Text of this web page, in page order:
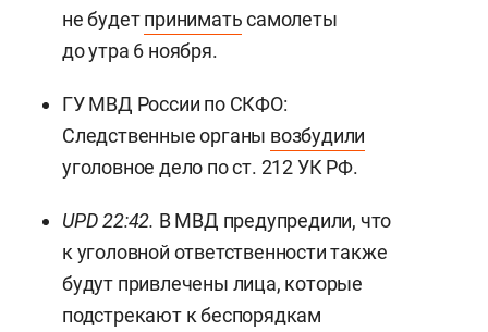
не будетприниматьсамолеты
до утра 6 ноября.
ГУ МВД России по СКФО:
Следственные органы возбудили
уголовное дело по ст. 212 УК РФ.
UPD 22:42. В МВД предупредили, что
к уголовной ответственности также
будут привлечены лица, которые
подстрекают к беспорядкам